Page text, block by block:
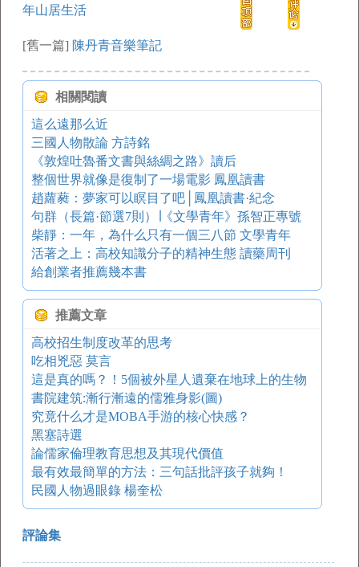
年山居生活
[舊一篇] 陳丹青音樂筆記
相關閱讀
這么遠那么近
三國人物散論 方詩銘
《敦煌吐魯番文書與絲綢之路》讀后
整個世界就像是復制了一場電影 鳳凰讀書
趙蘿蕤：夢家可以瞑目了吧│鳳凰讀書·紀念
句群（長篇·節選7則）∣《文學青年》孫智正專號
柴靜：一年，為什么只有一個三八節 文學青年
活著之上：高校知識分子的精神生態 讀藥周刊
給創業者推薦幾本書
推薦文章
高校招生制度改革的思考
吃相兇惡 莫言
這是真的嗎？！5個被外星人遺棄在地球上的生物
書院建筑:漸行漸遠的儒雅身影(圖)
究竟什么才是MOBA手游的核心快感？
黑塞詩選
論儒家倫理教育思想及其現代價值
最有效最簡單的方法：三句話批評孩子就夠！
民國人物過眼錄 楊奎松
評論集